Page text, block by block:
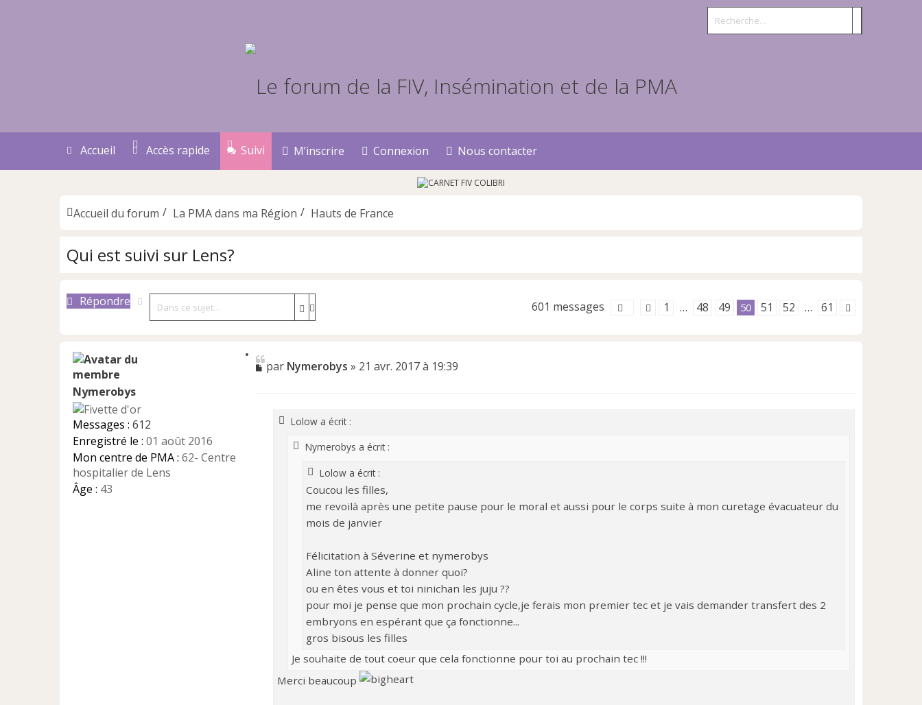
Accueil Accès rapide Suivi M’inscrire Connexion Nous contacter
Accueil du forum La PMA dans ma Région Hauts de France
Qui est suivi sur Lens?
Répondre
c
e
r
e
r
c
e
r
e
a
a
n
c
601 messages 1 … 48 49 50 51 52 … 61
Nymerobys
Messages : 612
Enregistré le : 01 août 2016
Mon centre de PMA : 62- Centre
hospitalier de Lens
Âge : 43
i
Mpar Nymerobys » 21 avr. 2017 à 19:39
Lolow a écrit :
Nymerobys a écrit :
Lolow a écrit :
Coucou les filles,
me revoilà après une petite pause pour le moral et aussi pour le corps suite à mon curetage évacuateur du
mois de janvier
Félicitation à Séverine et nymerobys
Aline ton attente à donner quoi?
ou en êtes vous et toi ninichan les juju ??
pour moi je pense que mon prochain cycle,je ferais mon premier tec et je vais demander transfert des 2
embryons en espérant que ça fonctionne...
gros bisous les filles
Je souhaite de tout coeur que cela fonctionne pour toi au prochain tec !!!
Merci beaucoup